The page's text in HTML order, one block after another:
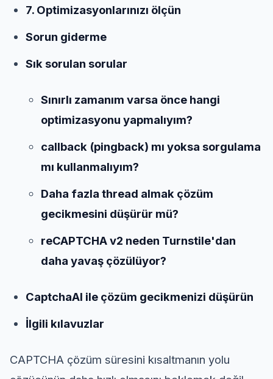
7. Optimizasyonlarınızı ölçün
Sorun giderme
Sık sorulan sorular
Sınırlı zamanım varsa önce hangi
optimizasyonu yapmalıyım?
callback (pingback) mı yoksa sorgulama
mı kullanmalıyım?
Daha fazla thread almak çözüm
gecikmesini düşürür mü?
reCAPTCHA v2 neden Turnstile'dan
daha yavaş çözülüyor?
CaptchaAI ile çözüm gecikmenizi düşürün
İlgili kılavuzlar
CAPTCHA çözüm süresini kısaltmanın yolu